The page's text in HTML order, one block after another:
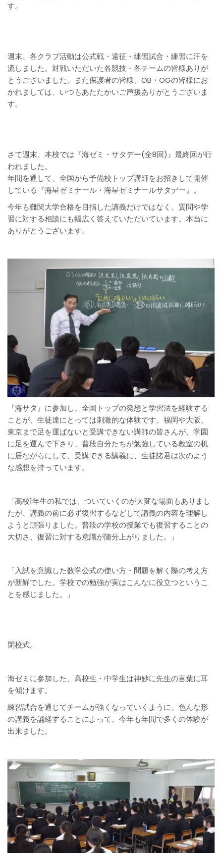
す。
週末、各クラブ活動は公式戦・遠征・練習試合・練習に汗を
流しました。対戦いただいた各競技・各チームの皆様ありが
とうございました。また保護者の皆様、OB・OGの皆様にお
かれましては、いつもあたたかいご声援ありがとうございま
す。
さて週末、本校では『海ゼミ・サタデー(全8回)』最終回が行
われました。
年間を通して、全国から予備校トップ講師をお招きして開催
している『海星ゼミナール・海星ゼミナールサタデー』。
今年も難関大学合格を目指した講義だけではなく、質問や学
習に対する相談にも幅広く答えていただいています。本当に
ありがとうございます。
『海サタ』に参加し、全国トップの発想と学習法を経験する
ことが、生徒達にとっては刺激的な体験です。福岡や大阪、
東京まで足を運ばないと受講できない講師の皆さんが、学園
に足を運んで下さり、普段自分たちが勉強している教室の机
に居ながらにして、受講できる講義に、生徒諸君は次のよう
な感想を持っています。
「高校1年生の私では、ついていくのが大変な場面もありまし
たが、講義の前に必ず復習するなどして講義の内容を理解し
ようと頑張りました。普段の学校の授業でも復習することの
大切さ、復習に対する意識が随分上がりました。」
「入試を意識した数学公式の使い方・問題を解く際の考え方
が新鮮でした。学校での勉強が実はこんなに役立つというこ
とを感じました。」
閉校式。
海ゼミに参加した、高校生・中学生は神妙に先生の言葉に耳
を傾けます。
練習試合を通じてチームが強くなっていくように、色んな形
の講義を誦経することによって、今年も年間で多くの体験が
出来ました。